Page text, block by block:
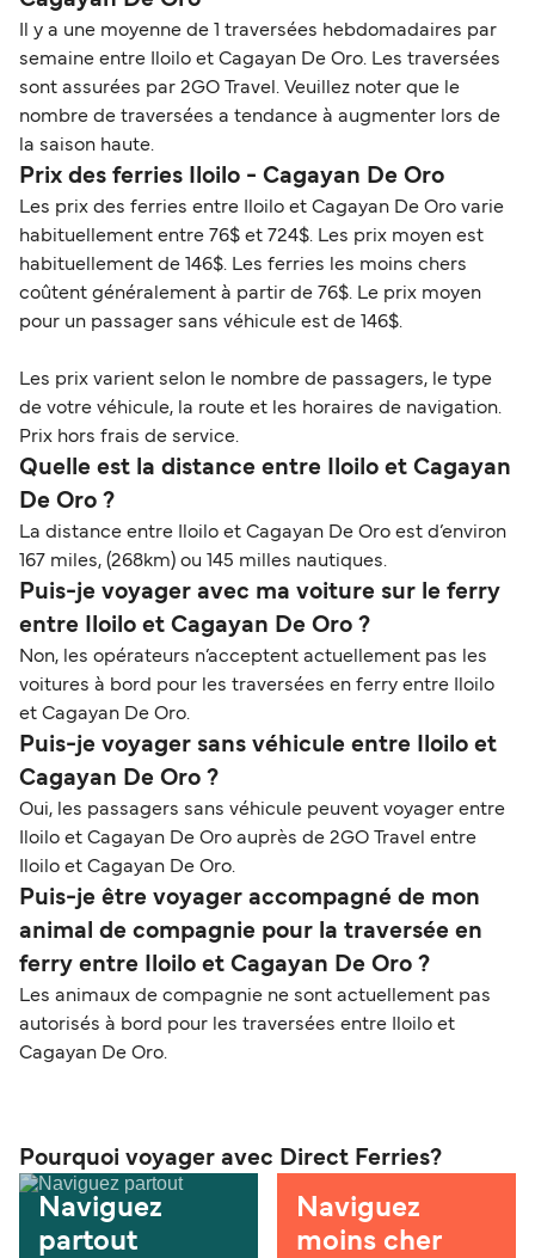
Il y a une moyenne de 1 traversées hebdomadaires par
semaine entre Iloilo et Cagayan De Oro. Les traversées
sont assurées par 2GO Travel. Veuillez noter que le
nombre de traversées a tendance à augmenter lors de
la saison haute.
Prix des ferries Iloilo - Cagayan De Oro
Les prix des ferries entre Iloilo et Cagayan De Oro varie
habituellement entre 76$ et 724$. Les prix moyen est
habituellement de 146$. Les ferries les moins chers
coûtent généralement à partir de 76$. Le prix moyen
pour un passager sans véhicule est de 146$.
Les prix varient selon le nombre de passagers, le type
de votre véhicule, la route et les horaires de navigation.
Prix hors frais de service.
Quelle est la distance entre Iloilo et Cagayan
De Oro ?
La distance entre Iloilo et Cagayan De Oro est d’environ
167 miles, (268km) ou 145 milles nautiques.
Puis-je voyager avec ma voiture sur le ferry
entre Iloilo et Cagayan De Oro ?
Non, les opérateurs n’acceptent actuellement pas les
voitures à bord pour les traversées en ferry entre Iloilo
et Cagayan De Oro.
Puis-je voyager sans véhicule entre Iloilo et
Cagayan De Oro ?
Oui, les passagers sans véhicule peuvent voyager entre
Iloilo et Cagayan De Oro auprès de 2GO Travel entre
Iloilo et Cagayan De Oro.
Puis-je être voyager accompagné de mon
animal de compagnie pour la traversée en
ferry entre Iloilo et Cagayan De Oro ?
Les animaux de compagnie ne sont actuellement pas
autorisés à bord pour les traversées entre Iloilo et
Cagayan De Oro.
Pourquoi voyager avec Direct Ferries?
Naviguez
partout
Naviguez
moins cher